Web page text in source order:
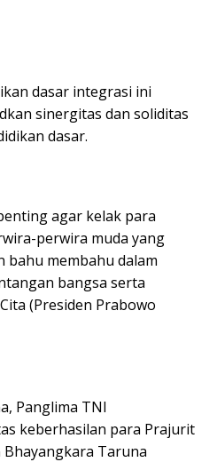
dasar integrasi ini
sinergitas dan soliditas
dasar.
agar kelak para
perwira muda yang
bahu membahu dalam
bangsa serta
(Presiden Prabowo
Panglima TNI
keberhasilan para Prajurit
Taruna